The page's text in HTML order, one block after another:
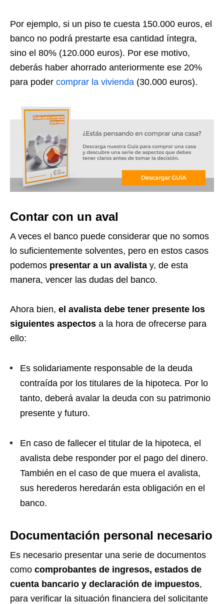
Por ejemplo, si un piso te cuesta 150.000 euros, el
banco no podrá prestarte esa cantidad íntegra,
sino el 80% (120.000 euros). Por ese motivo,
deberás haber ahorrado anteriormente ese 20%
para poder comprar la vivienda (30.000 euros).
Contar con un aval
A veces el banco puede considerar que no somos
lo suficientemente solventes, pero en estos casos
podemos presentar a un avalista y, de esta
manera, vencer las dudas del banco.
Ahora bien, el avalista debe tener presente los
siguientes aspectos a la hora de ofrecerse para
ello:
Es solidariamente responsable de la deuda
contraída por los titulares de la hipoteca. Por lo
tanto, deberá avalar la deuda con su patrimonio
presente y futuro.
En caso de fallecer el titular de la hipoteca, el
avalista debe responder por el pago del dinero.
También en el caso de que muera el avalista,
sus herederos heredarán esta obligación en el
banco.
Documentación personal necesario
Es necesario presentar una serie de documentos
como comprobantes de ingresos, estados de
cuenta bancario y declaración de impuestos,
para verificar la situación financiera del solicitante